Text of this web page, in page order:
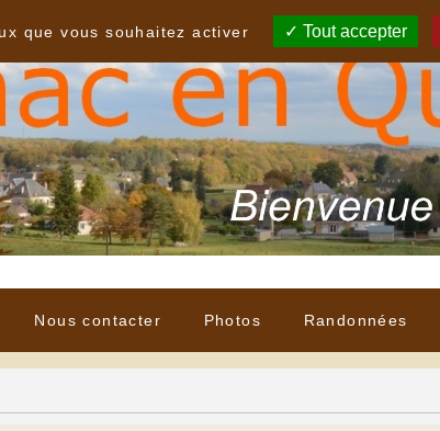
Nous contacter Photos Randonnées
que vous souhaitez activer
Tout accepter